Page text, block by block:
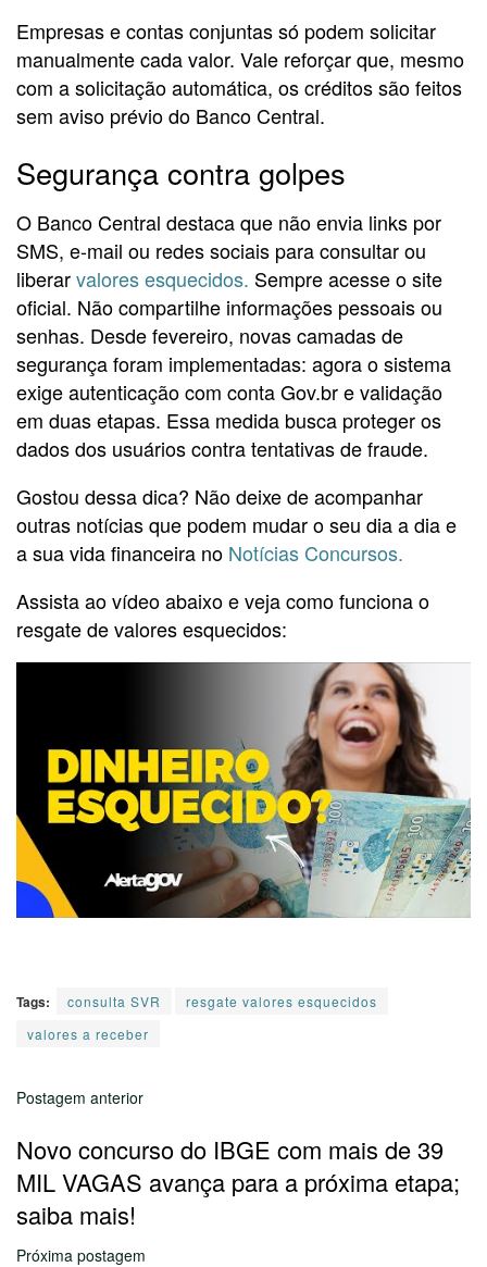
Empresas e contas conjuntas só podem solicitar
manualmente cada valor. Vale reforçar que, mesmo
com a solicitação automática, os créditos são feitos
sem aviso prévio do Banco Central.
Segurança contra golpes
O Banco Central destaca que não envia links por
SMS, e-mail ou redes sociais para consultar ou
liberarvalores esquecidos. Sempre acesse o site
oficial. Não compartilhe informações pessoais ou
senhas. Desde fevereiro, novas camadas de
segurança foram implementadas: agora o sistema
exige autenticação com conta Gov.br e validação
em duas etapas. Essa medida busca proteger os
dados dos usuários contra tentativas de fraude.
Gostou dessa dica? Não deixe de acompanhar
outras notícias que podem mudar o seu dia a dia e
a sua vida financeira no Notícias Concursos.
Assista ao vídeo abaixo e veja como funciona o
resgate de valores esquecidos:
Tags: consulta SVR
resgate valores esquecidos
valores a receber
Postagem anterior
Novo concurso do IBGE com mais de 39
MIL VAGAS avança para a próxima etapa;
saiba mais!
Próxima postagem